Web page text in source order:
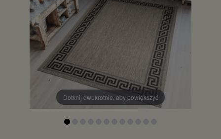
Dotknij dwukrotnie, aby powiększyć